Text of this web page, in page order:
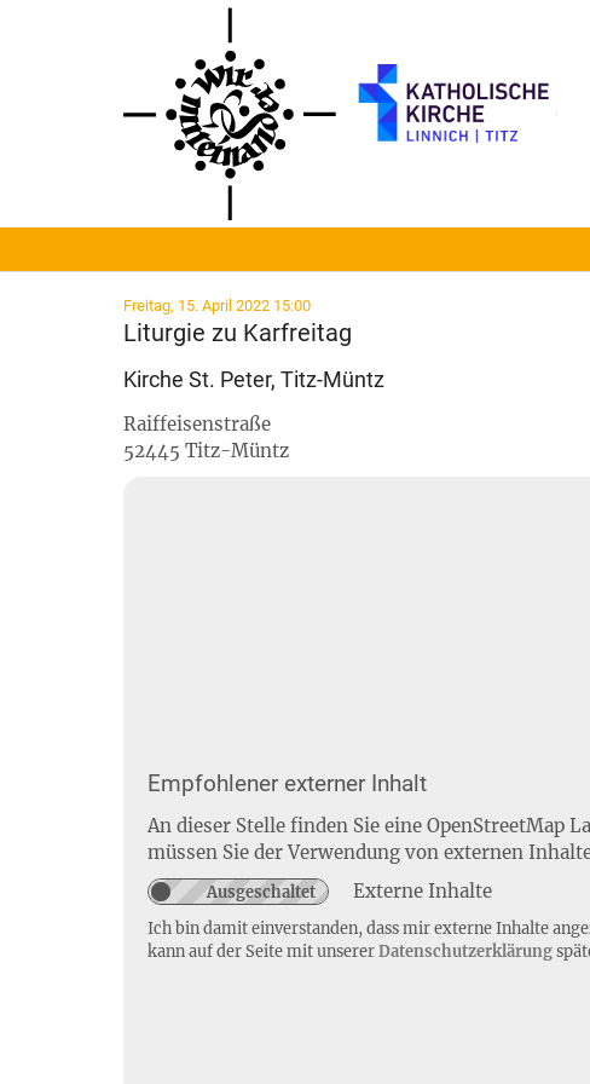
Freitag, 15. April 2022 15:00:
Liturgie zu Karfreitag
Kirche St. Peter, Titz-Müntz
Raiffeisenstraße
52445 Titz-Müntz
Empfohlener externer Inhalt
An dieser Stelle finden Sie eine OpenStreetMap
müssen Sie der Verwendung von externen
Externe Inhalte
Ich bin damit einverstanden, dass mir externe Inhalte
kann auf der Seite mit unsererDatenschutzerklärung